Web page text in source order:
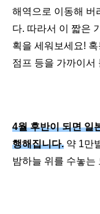
해역으로 이동해 버
다. 따라서 이 짧은
획을 세워보세요!
점프 등을 가까이서
4월 후반이 되면 일
행해집니다. 약 1만
밤하늘 위를 수놓는